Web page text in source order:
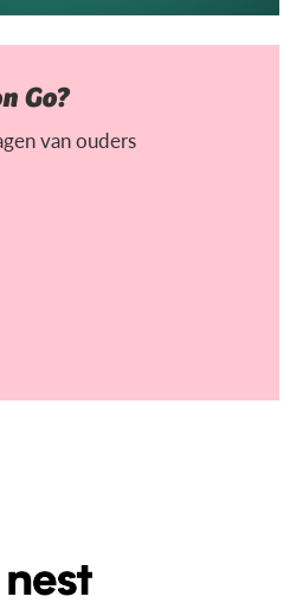
Go?
van ouders